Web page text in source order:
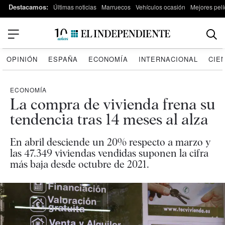
Destacamos: Últimas noticias Marruecos Vehículos ocasión Mejores
OPINIÓN ESPAÑA ECONOMÍA INTERNACIONAL
ECONOMÍA
La compra de vivienda frena su
tendencia tras 14 meses al alza
En abril desciende un 20% respecto a marzo y
las 47.349 viviendas vendidas suponen la cifra
más baja desde octubre de 2021.